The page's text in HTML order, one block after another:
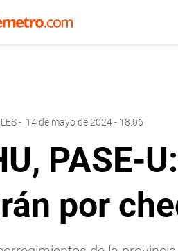
- 14 de mayo de 2024 - 18:06
PASE-
por